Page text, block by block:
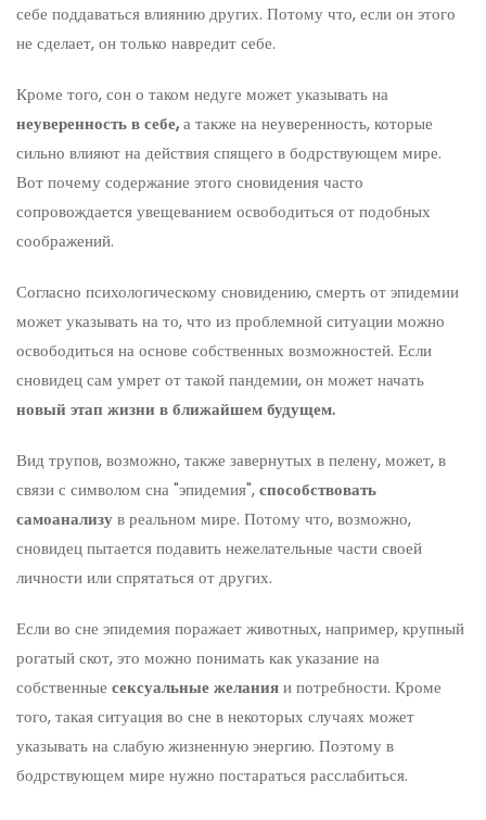
себе поддаваться влиянию других. Потому что, если он этого
не сделает, он только навредит себе.
Кроме того, сон о таком недуге может указывать на
неуверенность в себе,а также на неуверенность, которые
сильно влияют на действия спящего в бодрствующем мире.
Вот почему содержание этого сновидения часто
сопровождается увещеванием освободиться от подобных
соображений.
Согласно психологическому сновидению, смерть от эпидемии
может указывать на то, что из проблемной ситуации можно
освободиться на основе собственных возможностей. Если
сновидец сам умрет от такой пандемии, он может начать
новый этап жизни в ближайшем будущем.
Вид трупов, возможно, также завернутых в пелену, может, в
связи с символом сна "эпидемия",способствовать
самоанализув реальном мире. Потому что, возможно,
сновидец пытается подавить нежелательные части своей
личности или спрятаться от других.
Если во сне эпидемия поражает животных, например, крупный
рогатый скот, это можно понимать как указание на
собственные сексуальные желанияи потребности. Кроме
того, такая ситуация во сне в некоторых случаях может
указывать на слабую жизненную энергию. Поэтому в
бодрствующем мире нужно постараться расслабиться.